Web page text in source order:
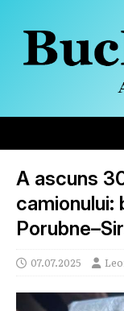
A ascuns
camionului:
07.07.2025